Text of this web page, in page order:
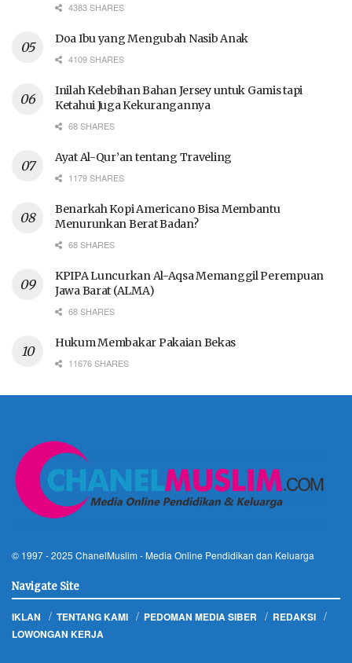
4383 SHARES
Doa Ibu yang Mengubah Nasib Anak
4109 SHARES
Inilah Kelebihan Bahan Jersey untuk Gamis tapi
Ketahui Juga Kekurangannya
68 SHARES
Ayat Al-Qur’an tentang Traveling
1179 SHARES
Benarkah Kopi Americano Bisa Membantu
Menurunkan Berat Badan?
68 SHARES
KPIPA Luncurkan Al-Aqsa Memanggil Perempuan
Jawa Barat (ALMA)
68 SHARES
Hukum Membakar Pakaian Bekas
11676 SHARES
© 1997 - 2025 ChanelMuslim - Media Online Pendidikan dan Keluarga
Navigate Site
IKLAN TENTANG KAMI PEDOMAN MEDIA SIBER
REDAKSI
LOWONGAN KERJA